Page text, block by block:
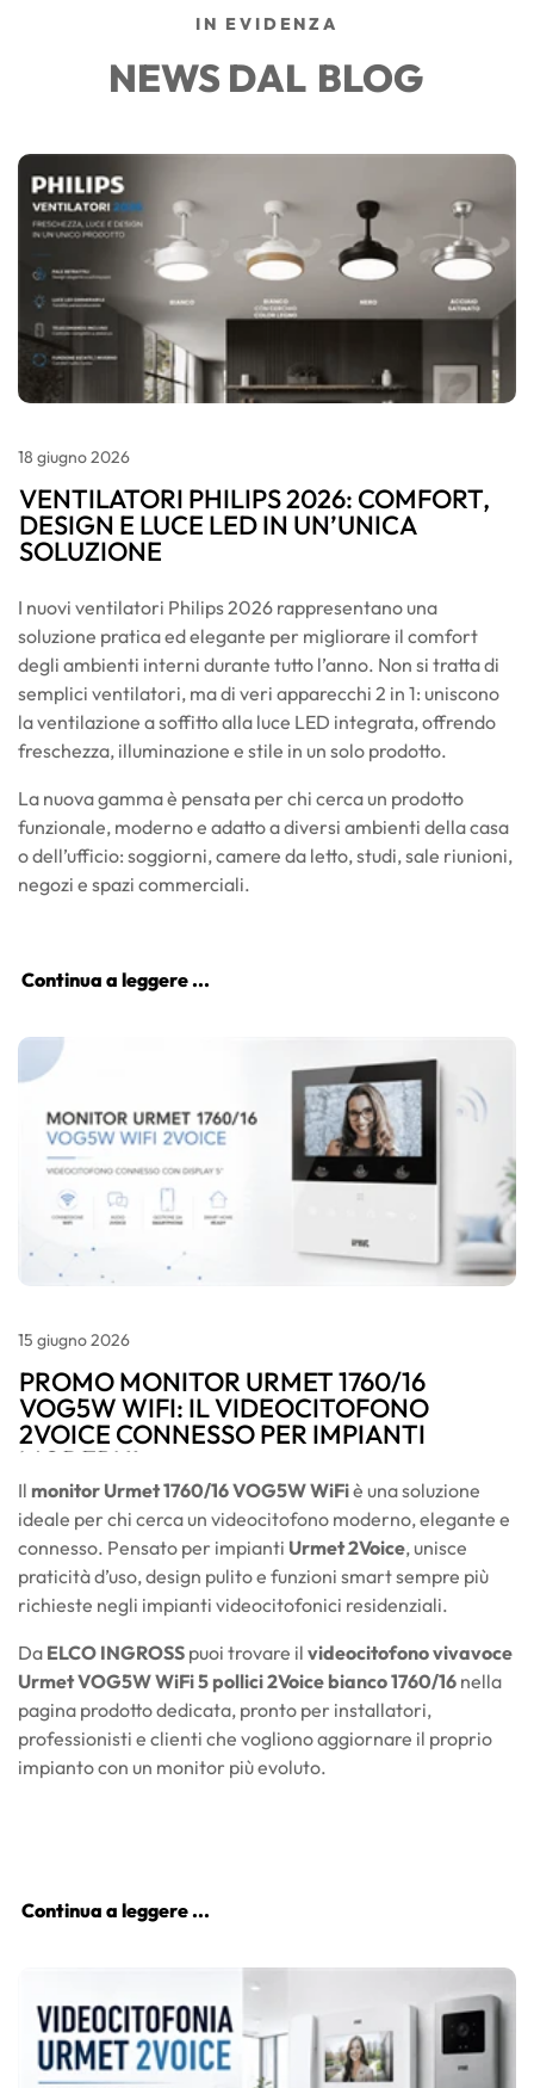
IN EVIDENZA
NEWS DAL BLOG
18 giugno2026
VENTILATORI PHILIPS 2026: COMFORT,
DESIGN E LUCE LED IN UN’UNICA
SOLUZIONE
I nuovi ventilatori Philips 2026 rappresentano una
soluzione pratica ed elegante per migliorare il comfort
degli ambienti interni durante tutto l’anno. Non si tratta di
semplici ventilatori, ma di veri apparecchi 2 in 1: uniscono
la ventilazione a soffitto alla luce LED integrata, offrendo
freschezza, illuminazione e stile in un solo prodotto.
La nuova gamma è pensata per chi cerca un prodotto
funzionale, moderno e adatto a diversi ambienti della casa
o dell’ufficio: soggiorni, camere da letto, studi, sale riunioni,
negozi e spazi commerciali.
Continua a leggere ...
15 giugno2026
PROMO MONITOR URMET 1760/16
VOG5W WIFI: IL VIDEOCITOFONO
2VOICE CONNESSO PER IMPIANTI
MODERNI
Il monitor Urmet 1760/16 VOG5W WiFiè una soluzione
ideale per chi cerca un videocitofono moderno, elegante e
connesso. Pensato per impianti Urmet 2Voice, unisce
praticità d’uso, design pulito e funzioni smart sempre più
richieste negli impianti videocitofonici residenziali.
Da ELCO INGROSS puoi trovare il videocitofono vivavoce
Urmet VOG5W WiFi 5 pollici 2Voice bianco 1760/16 nella
pagina prodotto dedicata, pronto per installatori,
professionisti e clienti che vogliono aggiornare il proprio
impianto con un monitor più evoluto.
Continua a leggere ...